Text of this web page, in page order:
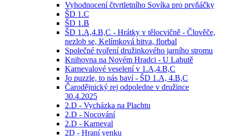
Vyhodnocení čtvrtletního Sovíka pro prvňáčky
ŠD 1.C
ŠD 1.B
ŠD 1.A,4.B,C - Hrátky v tělocvičně - Člověče,
nezlob se, Kelímková bitva, florbal
Společné tvoření družinkového jarního stromu
Knihovna na Novém Hradci - U Labutě
Karnevalové veselení v 1.A,4.B,C
Jo puzzle, to nás baví - ŠD 1.A, 4.B,C
Čarodějnický rej odpoledne v družince
30.4.2025
2.D - Vycházka na Plachtu
2.D - Nocování
2.D - Karneval
2D - Hraní venku